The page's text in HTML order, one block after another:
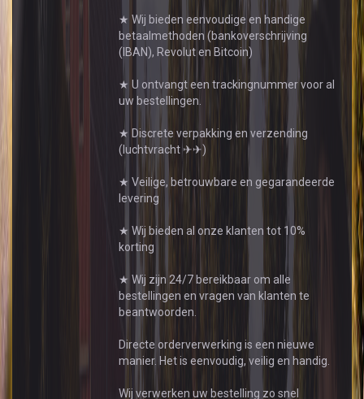
★ Wij bieden eenvoudige en handige
betaalmethoden (bankoverschrijving
(IBAN), Revolut en Bitcoin)
★ U ontvangt een trackingnummer voor al
uw bestellingen.
★ Discrete verpakking en verzending
(luchtvracht ✈✈)
★ Veilige, betrouwbare en gegarandeerde
levering
★ Wij bieden al onze klanten tot 10%
korting
★ Wij zijn 24/7 bereikbaar om alle
bestellingen en vragen van klanten te
beantwoorden.
Directe orderverwerking is een nieuwe
manier. Het is eenvoudig, veilig en handig.
Wij verwerken uw bestelling zo snel